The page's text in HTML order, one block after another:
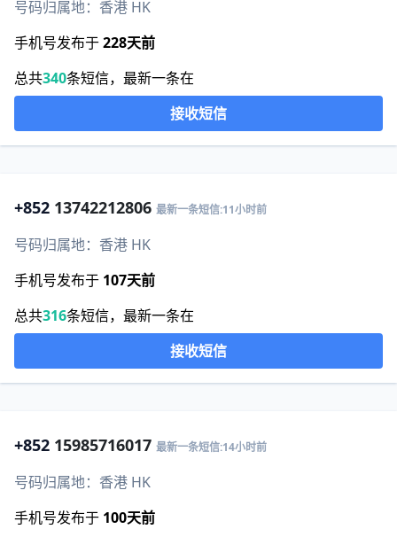
号码归属地：香港 HK
手机号发布于228天前
总共340条短信，最新一条在
接收短信
+852 13742212806 最新一条短信:11小时前
号码归属地：香港 HK
手机号发布于 107天前
总共316条短信，最新一条在
接收短信
+852 15985716017 最新一条短信:14小时前
号码归属地：香港 HK
手机号发布于 100天前